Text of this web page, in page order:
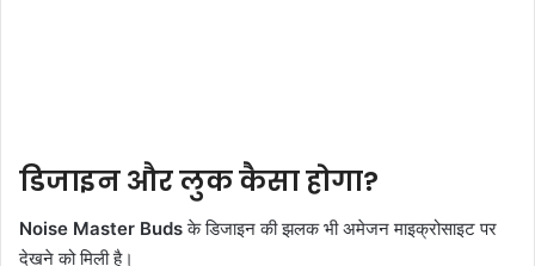
डिजाइन और लुक कैसा होगा?
Noise Master Budsके डिजाइन की झलक भी अमेजन माइक्रोसाइट पर
देखने को मिली है।